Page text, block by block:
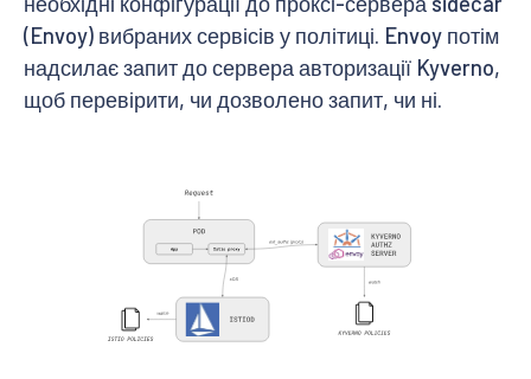
(Envoy) вибраних сервісів у політиці. Envoy потім
надсилає запит до сервера авторизації Kyverno,
щоб перевірити, чи дозволено запит, чи ні.